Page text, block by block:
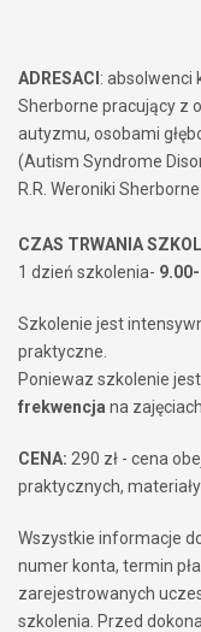
ADRESACI : absolwenci
Sherborne pracujący z
autyzmu, osobami
(Autism Syndrome
R.R. Weroniki Sherborne
CZAS TRWANIA
1 dzień szkolenia-
Szkolenie jest
praktyczne.
Poniewaz szkolenie jest
frekwencja na
CENA: 290 zł - cena
praktycznych,
Wszystkie informacje
numer konta, termin
zarejestrowanych
szkolenia. Przed